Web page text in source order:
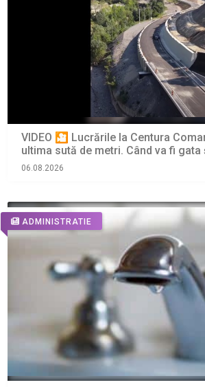
VIDEO 🎦 Lucrările la Centura
ultima sută de metri. Când va fi gata
06.08.2026
ADMINISTRATIE